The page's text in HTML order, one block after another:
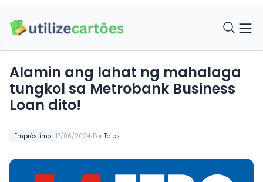
Empréstimo 17/06/2024•Por Tales
Alamin ang lahat ng mahalaga
tungkol sa Metrobank Business
Loan dito!